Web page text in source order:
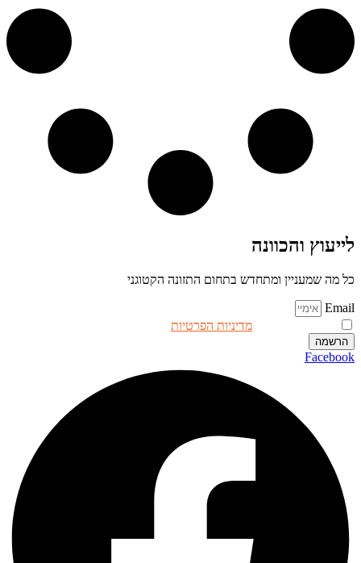
לייעוץ והכוונה
כל מה שמעניין ומתחדש בתחום התזונה הקטוגני
Email
מדיניות הפרטיות
הרשמה
Facebook